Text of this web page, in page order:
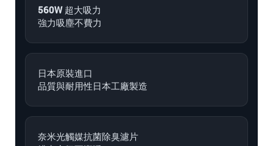
560W 超大吸力
強力吸塵不費力
日本原裝進口
品質與耐用性日本工廠製造
奈米光觸媒抗菌除臭濾片